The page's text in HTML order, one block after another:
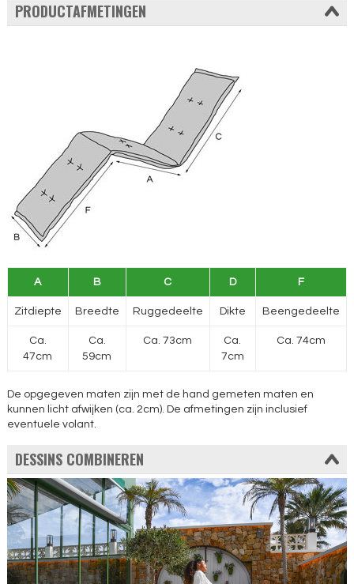
PRODUCTAFMETINGEN
A B C D F
Zitdiepte Breedte Ruggedeelte Dikte Beengedeelte
Ca.
47cm
Ca.
59cm
Ca. 73cm
Ca.
7cm
Ca. 74cm
De opgegeven maten zijn met de hand gemeten maten en
kunnen licht afwijken (ca. 2cm). De afmetingen zijn inclusief
eventuele volant.
DESSINS COMBINEREN